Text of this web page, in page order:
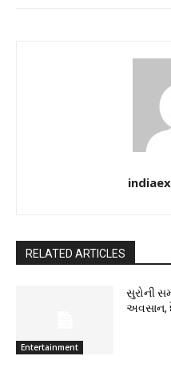
RELATED ARTICLES
Entertainment
સુરોની
અવસાન,